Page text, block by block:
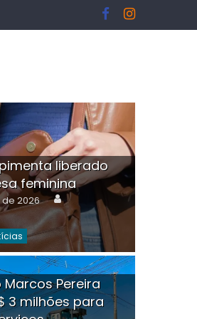
é
liberado
feminina
de 2026 Author
Pereira
3 milhões para